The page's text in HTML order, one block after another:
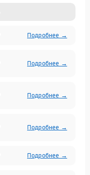
Подробнее →
Подробнее →
Подробнее →
Подробнее →
Подробнее →